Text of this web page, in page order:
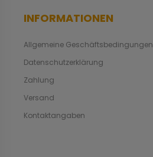
INFORMATIONEN
Allgemeine Geschäftsbedingungen
Datenschutzerklärung
Zahlung
Versand
Kontaktangaben